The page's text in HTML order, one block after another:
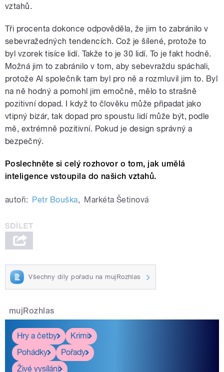
vztahů.
Tři procenta dokonce odpověděla, že jim to zabránilo v
sebevražedných tendencích. Což je šílené, protože to
byl vzorek tisíce lidí. Takže to je 30 lidí. To je fakt hodně.
Možná jim to zabránilo v tom, aby sebevraždu spáchali,
protože AI společník tam byl pro ně a rozmluvil jim to. Byl
na ně hodný a pomohl jim emočně, mělo to strašně
pozitivní dopad. I když to člověku může připadat jako
vtipný bizár, tak dopad pro spoustu lidí může být, podle
mě, extrémně pozitivní. Pokud je design správný a
bezpečný.
Poslechněte si celý rozhovor o tom, jak umělá
inteligence vstoupila do našich vztahů.
autoři: Petr Bouška, Markéta Šetinová
Všechny díly pořadu na mujRozhlas
mujRozhlas
Hry a četby
Krimi
Pohádky
Pořady
Živé vysílání